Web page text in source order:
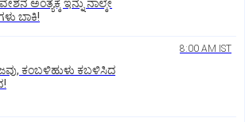
ಅಂತ್ಯಕ್ಕೆ ಇನ್ನು ನಾಲ್ಕೇ
ಬಾಕಿ!
8:00 AM IST
ಕಂಬಳಿಹುಳು ಕಬಳಿಸಿದ